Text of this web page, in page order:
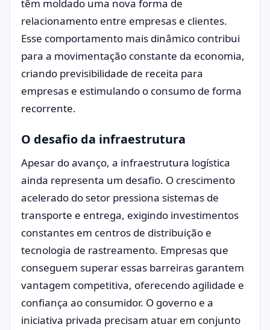
têm moldado uma nova forma de
relacionamento entre empresas e clientes.
Esse comportamento mais dinâmico contribui
para a movimentação constante da economia,
criando previsibilidade de receita para
empresas e estimulando o consumo de forma
recorrente.
O desafio da infraestrutura
Apesar do avanço, a infraestrutura logística
ainda representa um desafio. O crescimento
acelerado do setor pressiona sistemas de
transporte e entrega, exigindo investimentos
constantes em centros de distribuição e
tecnologia de rastreamento. Empresas que
conseguem superar essas barreiras garantem
vantagem competitiva, oferecendo agilidade e
confiança ao consumidor. O governo e a
iniciativa privada precisam atuar em conjunto